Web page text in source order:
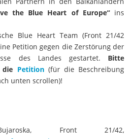
Partnern in den Balkanländern
the Blue Heart of Europe“
Blue Heart Team (Front 21/42
Petition gegen die Zerstörung der
des Landes gestartet.Bitte
die
(für die Beschreibung
unten scrollen)!
Front 21/42,